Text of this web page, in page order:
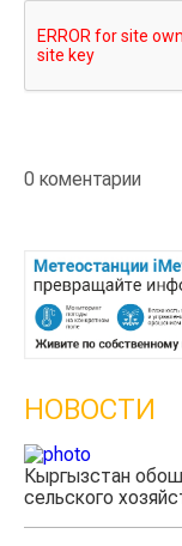
0 коментарии
НОВОСТИ
Кыргызстан
сельского